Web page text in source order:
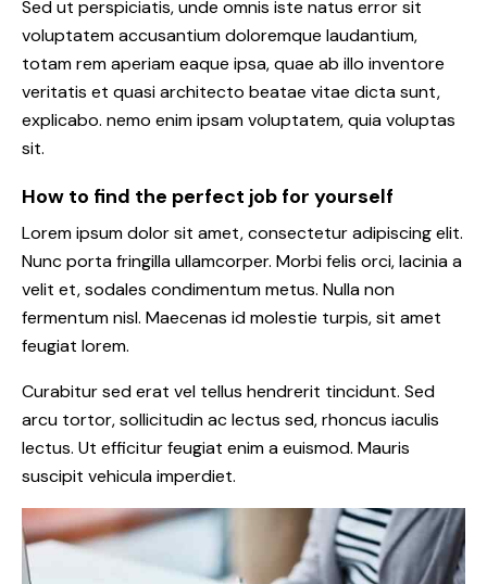
Sed ut perspiciatis, unde omnis iste natus error sit
voluptatem accusantium doloremque laudantium,
totam rem aperiam eaque ipsa, quae ab illo inventore
veritatis et quasi architecto beatae vitae dicta sunt,
explicabo. nemo enim ipsam voluptatem, quia voluptas
sit.
How to find the perfect job for yourself
Lorem ipsum dolor sit amet, consectetur adipiscing elit.
Nunc porta fringilla ullamcorper. Morbi felis orci, lacinia a
velit et, sodales condimentum metus. Nulla non
fermentum nisl. Maecenas id molestie turpis, sit amet
feugiat lorem.
Curabitur sed erat vel tellus hendrerit tincidunt. Sed
arcu tortor, sollicitudin ac lectus sed, rhoncus iaculis
lectus. Ut efficitur feugiat enim a euismod. Mauris
suscipit vehicula imperdiet.